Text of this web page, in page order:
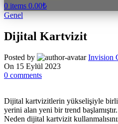
0 items 0.00₺
Genel
Dijital Kartvizit
Posted by
Invision
On 15 Eylül 2023
0 comments
Dijital kartvizitlerin yükselişiyle
yerini alan yeni bir trend
Neden dijital kartvizit